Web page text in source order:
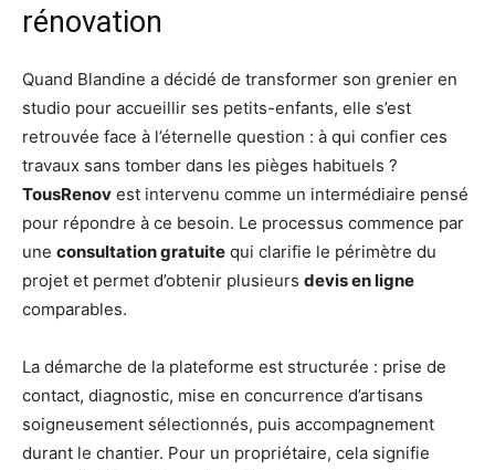
rénovation
Quand Blandine a décidé de transformer son grenier en
studio pour accueillir ses petits-enfants, elle s’est
retrouvée face à l’éternelle question : à qui confier ces
travaux sans tomber dans les pièges habituels ?
TousRenov est intervenu comme un intermédiaire pensé
pour répondre à ce besoin. Le processus commence par
une consultation gratuite qui clarifie le périmètre du
projet et permet d’obtenir plusieurs devis en ligne
comparables.
La démarche de la plateforme est structurée : prise de
contact, diagnostic, mise en concurrence d’artisans
soigneusement sélectionnés, puis accompagnement
durant le chantier. Pour un propriétaire, cela signifie